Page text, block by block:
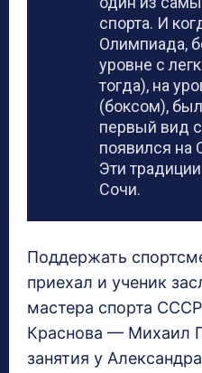
спорта. И
Олимпиада,
уровне с
тогда), на
(боксом),
первый вид
появился на
Эти
Сочи.
Поддержать
приехал и ученик
мастера спорта
Краснова — Михаил
занятия у